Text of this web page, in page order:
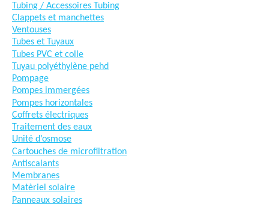
Tubing / Accessoires Tubing
Clappets et manchettes
Ventouses
Tubes et Tuyaux
Tubes PVC et colle
Tuyau polyéthylène pehd
Pompage
Pompes immergées
Pompes horizontales
Coffrets électriques
Traitement des eaux
Unité d’osmose
Cartouches de microfiltration
Antiscalants
Membranes
Matèriel solaire
Panneaux solaires